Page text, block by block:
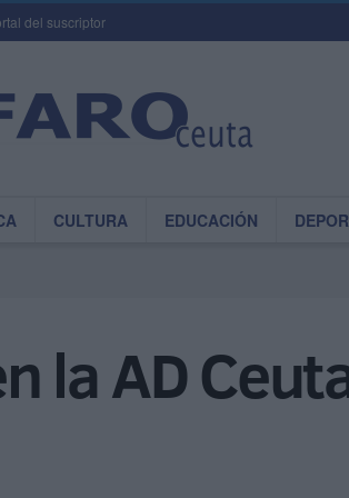
del suscriptor
CULTURA EDUCACIÓN
la AD